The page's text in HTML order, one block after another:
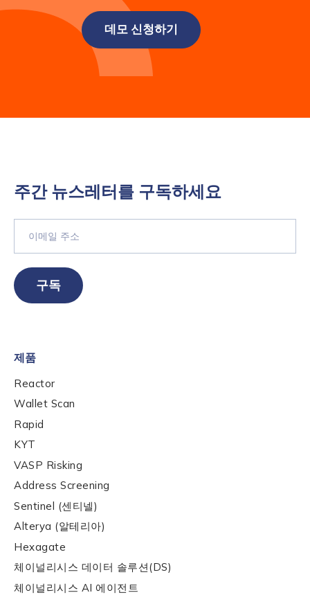
데모 신청하기
Contact us
주간 뉴스레터를 구독하세요
구독
제품
Reactor
Wallet Scan
Rapid
KYT
VASP Risking
Address Screening
Sentinel (센티넬)
Alterya (알테리아)
Hexagate
체이널리시스 데이터 솔루션(DS)
체이널리시스 AI 에이전트